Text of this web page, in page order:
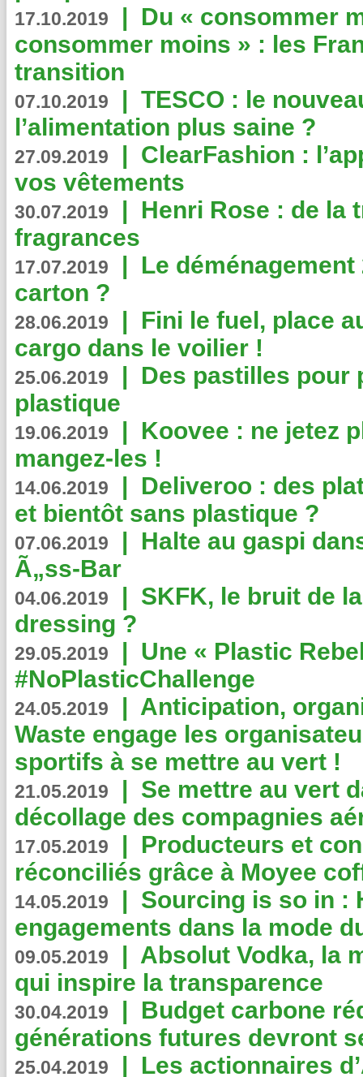
17.10.2019 | Du « consommer
consommer moins » : les
transition
07.10.2019 | TESCO : le
l’alimentation plus saine ?
27.09.2019 | ClearFashion :
vos vêtements
30.07.2019 | Henri Rose : de la
fragrances
17.07.2019 | Le
carton ?
28.06.2019 | Fini le fuel, place
cargo dans le voilier !
25.06.2019 | Des pastilles pour
plastique
19.06.2019 | Koovee : ne jetez
mangez-les !
14.06.2019 | Deliveroo : des
et bientôt sans plastique ?
07.06.2019 | Halte au gaspi
Ã„ss-Bar
04.06.2019 | SKFK, le bruit de
dressing ?
29.05.2019 | Une « Plastic
#NoPlasticChallenge
24.05.2019 | Anticipation,
Waste engage les
sportifs à se mettre au vert !
21.05.2019 | Se mettre au vert
décollage des compagnies
17.05.2019 | Producteurs et
réconciliés grâce à Moyee
14.05.2019 | Sourcing is so in :
engagements dans la mode
09.05.2019 | Absolut Vodka, la
qui inspire la transparence
30.04.2019 | Budget carbone
générations futures devront
25.04.2019 | Les actionnaires